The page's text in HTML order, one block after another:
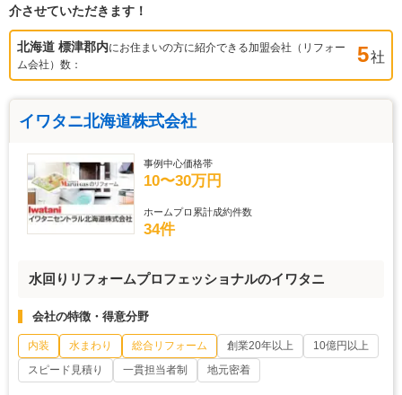
介させていただきます！
北海道 標津郡内にお住まいの方に紹介できる加盟会社（リフォー
ム会社）数：
5社
イワタニ北海道株式会社
事例中心価格帯
10〜30万円
ホームプロ累計成約件数
34件
水回りリフォームプロフェッショナルのイワタニ
会社の特徴・得意分野
内装 水まわり 総合リフォーム 創業20年以上
10億円以上
スピード見積り
一貫担当者制 地元密着